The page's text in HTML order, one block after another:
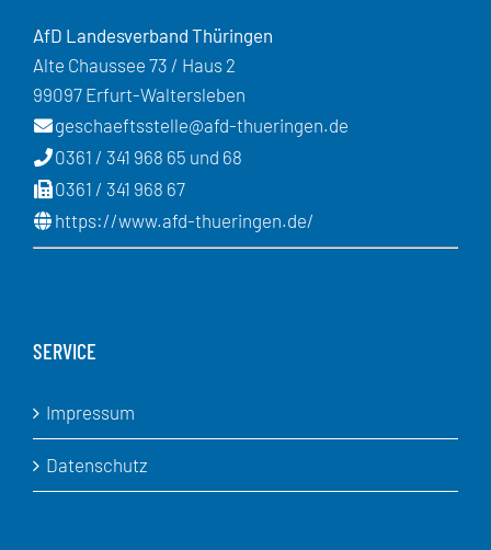
AfD Landesverband Thüringen
Alte Chaussee 73 / Haus 2
99097 Erfurt-Waltersleben
geschaeftsstelle@afd-thueringen.de
0361 / 341 968 65 und 68
0361 / 341 968 67
https://www.afd-thueringen.de/
SERVICE
Impressum
Datenschutz